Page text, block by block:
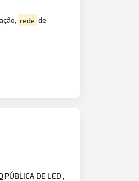
rede de
PÚBLICA DE LED ,